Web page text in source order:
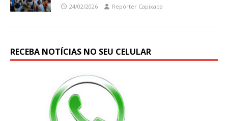
24/02/2026 Repórter Capixaba
RECEBA NOTÍCIAS NO SEU CELULAR